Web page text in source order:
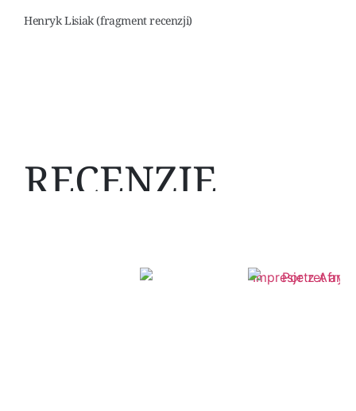
Henryk Lisiak (fragment recenzji)
RECENZJE
Mogą Ci się spodobać